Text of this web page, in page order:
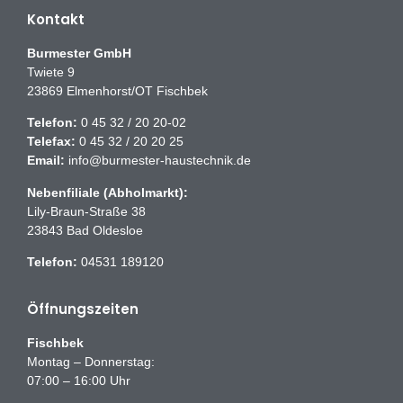
Kontakt
Burmester GmbH
Twiete 9
23869 Elmenhorst/OT Fischbek
Telefon: 0 45 32 / 20 20-02
Telefax: 0 45 32 / 20 20 25
Email: info@burmester-haustechnik.de
Nebenfiliale (Abholmarkt):
Lily-Braun-Straße 38
23843 Bad Oldesloe
Telefon: 04531 189120
Öffnungszeiten
Fischbek
Montag – Donnerstag:
07:00 – 16:00 Uhr